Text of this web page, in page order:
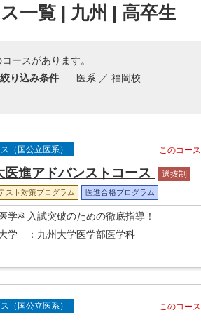
一覧 | 九州 | 高卒生
ースがあります。
り込み条件
医系 ／ 福岡校
このコー
（国公立医系）
医進アドバンストコース 選抜制
スト対策プログラム 医進合格プログラム
学科入試突破のための徹底指導！
学
：九州大学医学部医学科
このコー
（国公立医系）